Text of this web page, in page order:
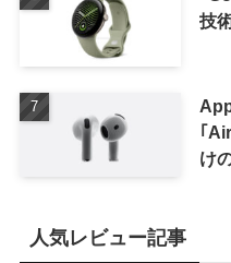
技
｢
け
人気レビュー記事